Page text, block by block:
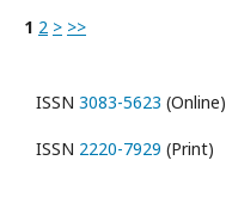
1 2 > >>
ISSN 3083-5623 (Online)
ISSN 2220-7929 (Print)